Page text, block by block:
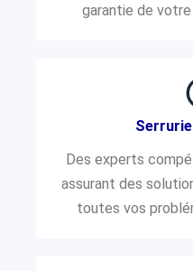
garantie de
Des experts
assurant des
toutes vos